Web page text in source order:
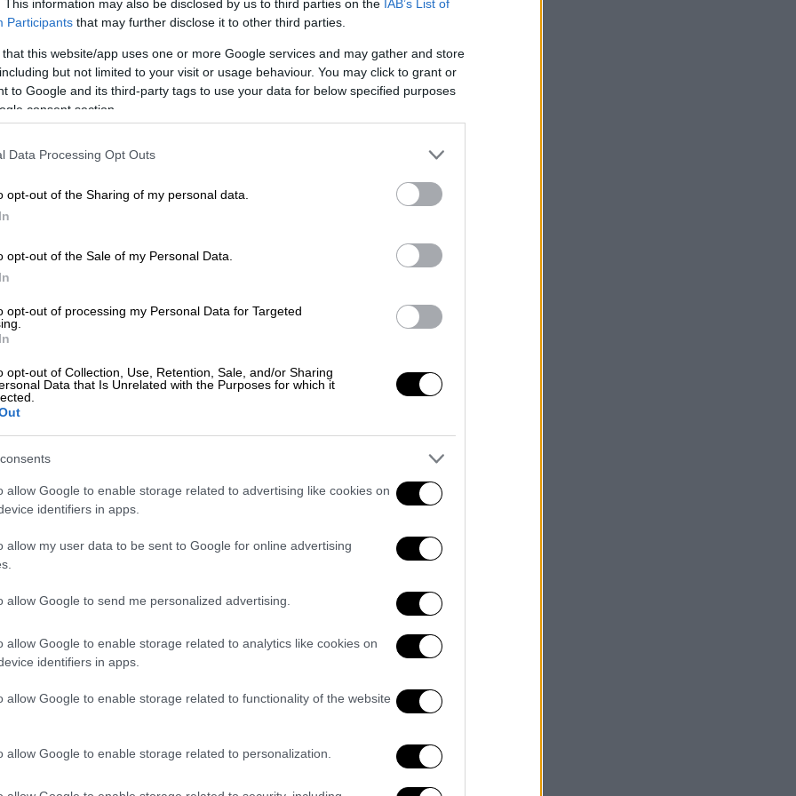
This information may also be disclosed by us to third parties on the IAB’s List of
Participants that may further disclose it to other third parties.
that this website/app uses one or more Google services and may gather and store
but not limited to your visit or usage behaviour. You may click to grant or
to Google and its third-party tags to use your data for below specified purposes
consent section.
Data Processing Opt Outs
opt-out of the Sharing of my personal data.
opt-out of the Sale of my Personal Data.
opt-out of processing my Personal Data for Targeted
opt-out of Collection, Use, Retention, Sale, and/or Sharing
Data that Is Unrelated with the Purposes for which it
allow Google to enable storage related to advertising like cookies on
identifiers in apps.
allow my user data to be sent to Google for online advertising
allow Google to send me personalized advertising.
allow Google to enable storage related to analytics like cookies on
identifiers in apps.
allow Google to enable storage related to functionality of the website
allow Google to enable storage related to personalization.
Ομοναχογιός τους, Γιώργος, μεγάλωσε
τα καλοκαίρια αντί για κατασκήνωση είχε
βγάζοντας φωτογραφίες. Η
οικογένεια Μητσάκη στηνκαραντίνα
το ανήσυχο πνεύμα του μπαμπά που
στη Σιβηρία, αλλά δεν σταμάτησε
από τα άλλα...